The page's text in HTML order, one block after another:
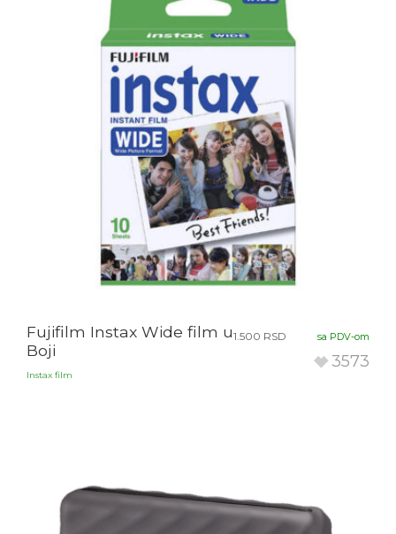
Fujifilm Instax Wide film u
Boji
Instax film
1.500 RSD sa PDV-om
3573